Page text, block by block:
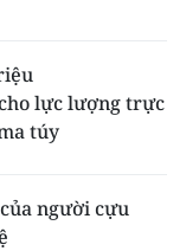
lực lượng trực
túy
người cựu